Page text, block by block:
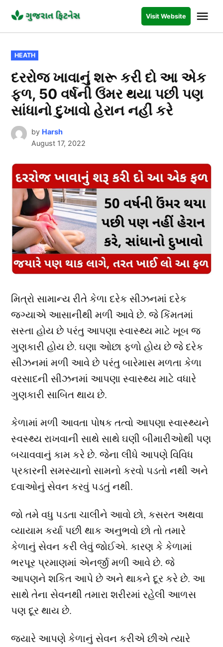
content
FITNESS
Visit Website
POSTED
IN
HEATH
દરરોજ ખાવાનું શરૂ કરી દો આ એક
ફળ, 50 વર્ષની ઉંમર થયા પછી પણ
સાંધાનો દુખાવો હેરાન નહીં કરે
by Harsh
August 17, 2022
મિત્રો સામાન્ય રીતે કેળા દરેક સીઝનમાં દરેક
જગ્યાએ આસાનીથી મળી આવે છે. જે કિંમતમાં
સસ્તા હોય છે પરંતુ આપણા સ્વાસ્થ્ય માટે ખૂબ જ
ગુણકારી હોય છે. ઘણા ઓછા ફળો હોય છે જે દરેક
સીઝનમાં મળી આવે છે પરંતુ બારેમાસ મળતા કેળા
વરસાદની સીઝનમાં આપણા સ્વાસ્થ્ય માટે વધારે
ગુણકારી સાબિત થાય છે.
કેળામાં મળી આવતા પોષક તત્વો આપણા સ્વાસ્થ્યને
સ્વસ્થ્ય રાખવાની સાથે સાથે ઘણી બીમારીઓથી પણ
બચાવવાનું કામ કરે છે. જેના લીધે આપણે વિવિધ
પ્રકારની સમસ્યાનો સામનો કરવો પડતો નથી અને
દવાઓનું સેવન કરવું પડતું નથી.
જો તમે વધુ પડતા ચાલીને આવો છો, કસરત અથવા
વ્યાયામ કર્યા પછી થાક અનુભવો છો તો તમારે
કેળાનું સેવન કરી લેવું જોઈએ. કારણ કે કેળામાં
ભરપૂર પ્રમાણમાં એનર્જી મળી આવે છે. જે
આપણને શકિત આપે છે અને થાકને દૂર કરે છે. આ
સાથે તેના સેવનથી તમારા શરીરમાં રહેલી આળસ
પણ દૂર થાય છે.
જ્યારે આપણે કેળાનું સેવન કરીએ છીએ ત્યારે